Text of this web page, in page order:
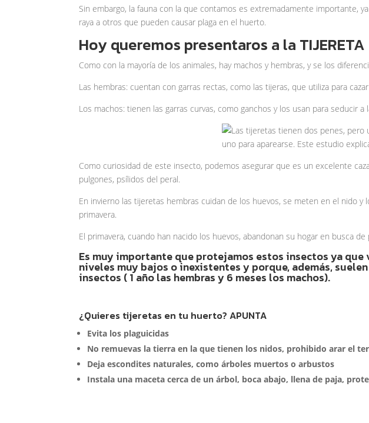
Sin embargo, la fauna con la que contamos es extremadamente importante,
raya a otros que pueden causar plaga en el huerto.
Hoy queremos presentaros a la TIJERETA
Como con la mayoría de los animales, hay machos y hembras, y se los
Las hembras: cuentan con garras rectas, como las tijeras, que utiliza para
Los machos: tienen las garras curvas, como ganchos y los usan para seducir
Como curiosidad de este insecto, podemos asegurar que es un excelente
pulgones, psílidos del peral.
En invierno las tijeretas hembras cuidan de los huevos, se meten en el nido
primavera.
El primavera, cuando han nacido los huevos, abandonan su hogar en busca
Es muy importante que protejamos estos insectos ya que
niveles muy bajos o inexistentes y porque, además,
insectos ( 1 año las hembras y 6 meses los machos).
¿Quieres tijeretas en tu huerto? APUNTA
Evita los plaguicidas
No remuevas la tierra en la que tienen los nidos, prohibido arar el
Deja escondites naturales, como árboles muertos o arbustos
Instala una maceta cerca de un árbol, boca abajo, llena de paja,